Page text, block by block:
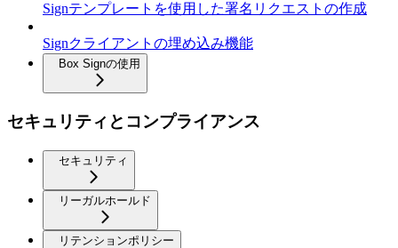
Signテンプレートを使用した署名リクエストの作成
Signクライアントの埋め込み機能
Box Signの使用
セキュリティとコンプライアンス
セキュリティ
リーガルホールド
リテンションポリシー